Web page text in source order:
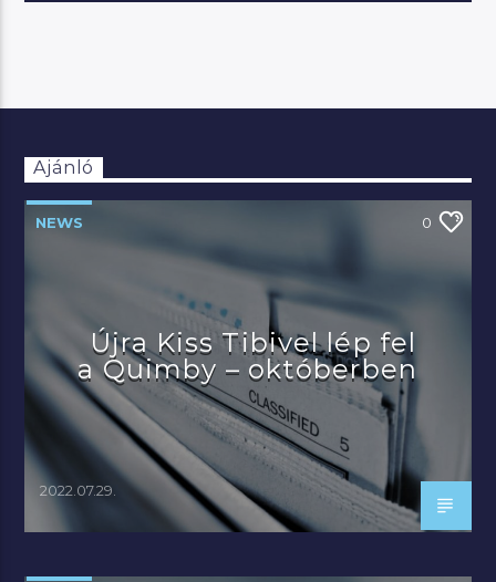
Ajánló
NEWS 0
Újra Kiss Tibivel lép fel
a Quimby – októberben
2022.07.29.